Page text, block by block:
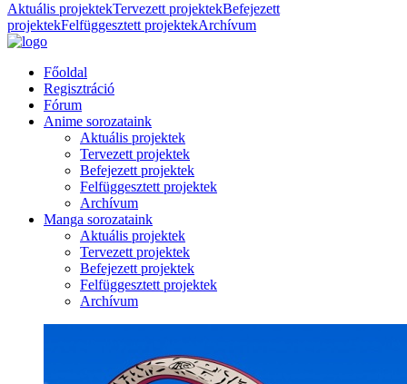
Aktuális projektekTervezett projektekBefejezett
projektekFelfüggesztett projektekArchívum
Főoldal
Regisztráció
Fórum
Anime sorozataink
Aktuális projektek
Tervezett projektek
Befejezett projektek
Felfüggesztett projektek
Archívum
Manga sorozataink
Aktuális projektek
Tervezett projektek
Befejezett projektek
Felfüggesztett projektek
Archívum